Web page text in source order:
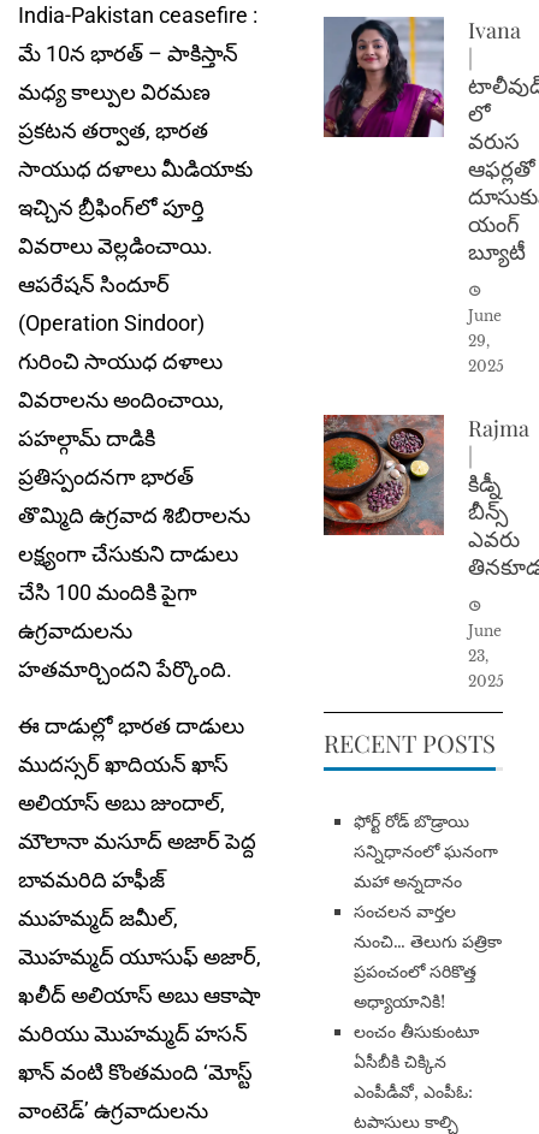
India-Pakistan ceasefire :
మే 10న భారత్ – పాకిస్తాన్
మధ్య కాల్పుల విరమణ
ప్రకటన తర్వాత, భారత
సాయుధ దళాలు మీడియాకు
ఇచ్చిన బ్రీఫింగ్‌లో పూర్తి
వివరాలు వెల్లడించాయి.
ఆపరేషన్ సిందూర్
(Operation Sindoor)
గురించి సాయుధ దళాలు
వివరాలను అందించాయి,
పహల్గామ్ దాడికి
ప్రతిస్పందనగా భారత్
తొమ్మిది ఉగ్రవాద శిబిరాలను
లక్ష్యంగా చేసుకుని దాడులు
చేసి 100 మందికి పైగా
ఉగ్రవాదులను
హతమార్చిందని పేర్కొంది.
ఈ దాడుల్లో భారత దాడులు
ముదస్సర్ ఖాదియన్ ఖాస్
అలియాస్ అబు జుందాల్,
మౌలానా మసూద్ అజార్ పెద్ద
బావమరిది హఫీజ్
ముహమ్మద్ జమీల్,
మొహమ్మద్ యూసుఫ్ అజార్,
ఖలీద్ అలియాస్ అబు ఆకాషా
మరియు మొహమ్మద్ హసన్
ఖాన్ వంటి కొంతమంది ‘మోస్ట్
వాంటెడ్’ ఉగ్రవాదులను
Ivana
|
లో
వరుస
ఆఫర్లతో
యంగ్
బ్యూటీ
June
29,
2025
Rajma
|
కిడ్నీ
బీన్స్
ఎవరు
June
23,
2025
RECENT POSTS
​ఫోర్ట్ రోడ్ బొడ్రాయి
సన్నిధానంలో ఘనంగా
మహా అన్నదానం
సంచలన వార్తల
నుంచి… తెలుగు పత్రికా
ప్రపంచంలో సరికొత్త
అధ్యాయానికి!
​లంచం తీసుకుంటూ
ఏసీబీకి చిక్కిన
ఎంపీడీవో, ఎంపీఓ:
టపాసులు కాల్చి